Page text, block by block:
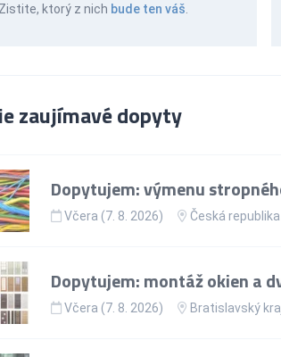
Zistite, ktorý z nich bude ten váš
zaujímavé dopyty
Dopytujem: výmenu
Včera (7. 8. 2026) Česká republika
Dopytujem: montáž okien a
Včera (7. 8. 2026) Bratislavský